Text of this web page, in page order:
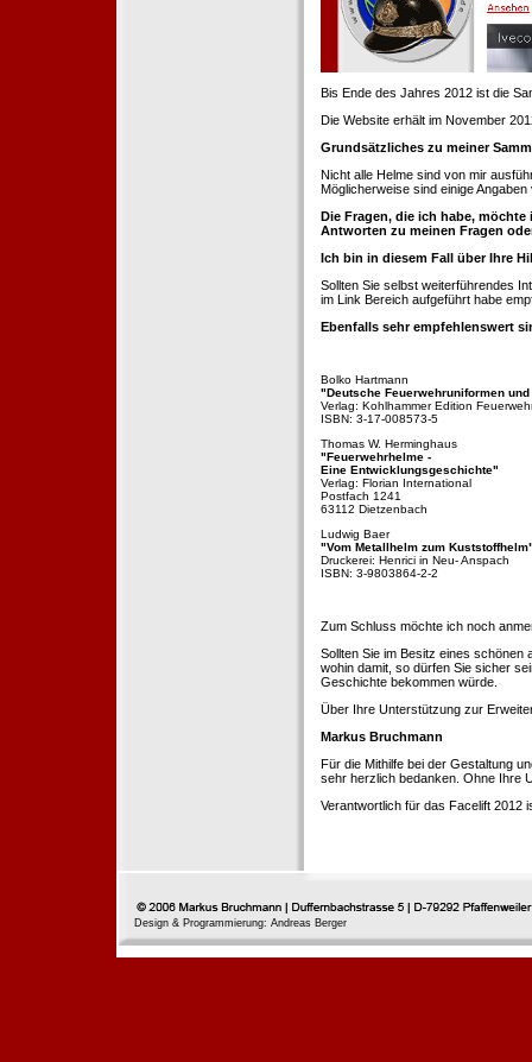
Bis Ende des Jahres 2012 ist die
Die Website erhält im November
Grundsätzliches zu meiner
Nicht alle Helme sind von mir
Möglicherweise sind einige
Die Fragen, die ich habe,
Antworten zu meinen Fragen
Ich bin in diesem Fall über Ihre
Sollten Sie selbst weiterführendes
im Link Bereich aufgeführt habe
Ebenfalls sehr empfehlenswert
Bolko Hartmann
"Deutsche Feuerwehruniformen
Verlag: Kohlhammer Edition
ISBN: 3-17-008573-5
Thomas W. Herminghaus
"Feuerwehrhelme -
Eine Entwicklungsgeschichte"
Verlag: Florian International
Postfach 1241
63112 Dietzenbach
Ludwig Baer
"Vom Metallhelm zum
Druckerei: Henrici in Neu- Anspach
ISBN: 3-9803864-2-2
Zum Schluss möchte ich noch
Sollten Sie im Besitz eines schönen
wohin damit, so dürfen Sie sicher
Geschichte bekommen würde.
Über Ihre Unterstützung zur
Markus Bruchmann
Für die Mithilfe bei der Gestaltung
sehr herzlich bedanken. Ohne Ihre
Verantwortlich für das Facelift 2012
Design & Programmierung: Andreas Berger